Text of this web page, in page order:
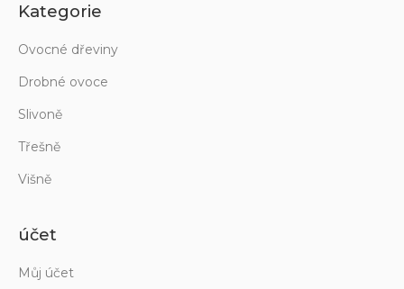
Kategorie
Ovocné dřeviny
Drobné ovoce
Slivoně
Třešně
Višně
účet
Můj účet